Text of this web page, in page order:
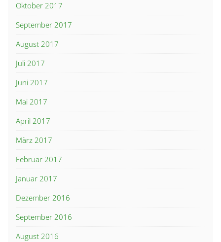
Oktober 2017
September 2017
August 2017
Juli 2017
Juni 2017
Mai 2017
April 2017
März 2017
Februar 2017
Januar 2017
Dezember 2016
September 2016
August 2016